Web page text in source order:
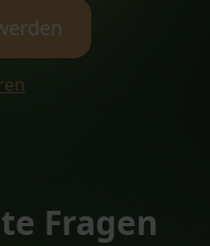
Fragen